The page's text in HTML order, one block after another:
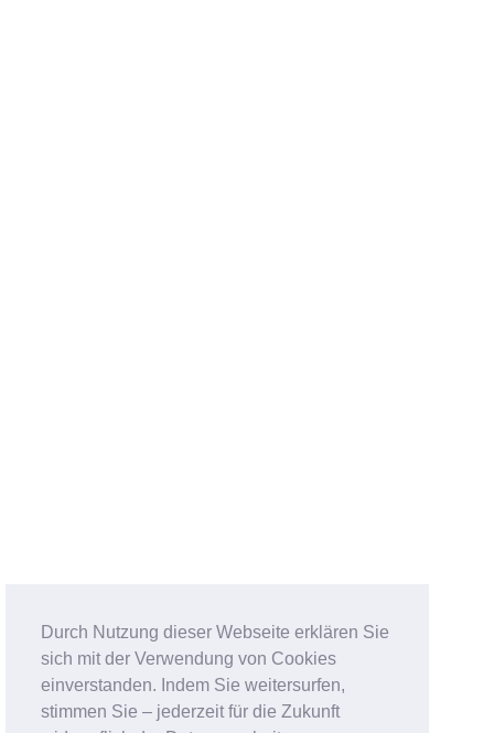
Durch Nutzung dieser Webseite erklären Sie
sich mit der Verwendung von Cookies
einverstanden. Indem Sie weitersurfen,
stimmen Sie – jederzeit für die Zukunft